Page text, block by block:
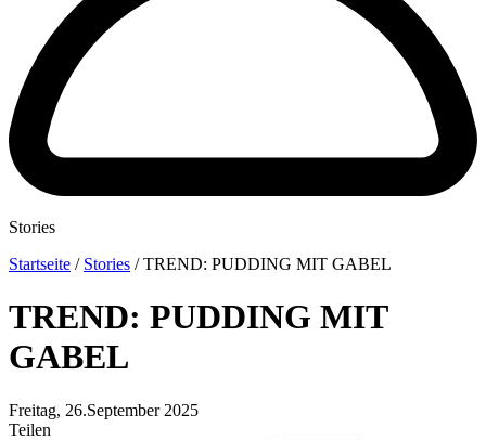
Stories
Startseite / Stories /TREND: PUDDING MIT GABEL
TREND: PUDDING MIT
GABEL
Freitag, 26.September 2025
Teilen